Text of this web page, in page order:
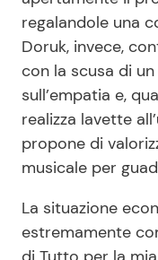
regalandole una
Doruk, invece,
con la scusa di
sull’empatia e,
realizza lavette
propone di
musicale per
La situazione
estremamente